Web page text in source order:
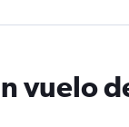
vuelo